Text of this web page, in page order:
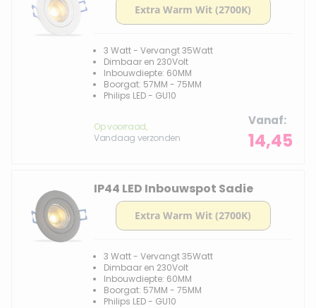
3 Watt - Vervangt 35Watt
Dimbaar en 230Volt
Inbouwdiepte: 60MM
Boorgat: 57MM - 75MM
Philips LED - GU10
Op voorraad,
Vandaag verzonden
Vanaf
14,45
IP44 LED Inbouwspot Sadie
3 Watt - Vervangt 35Watt
Dimbaar en 230Volt
Inbouwdiepte: 60MM
Boorgat: 57MM - 75MM
Philips LED - GU10